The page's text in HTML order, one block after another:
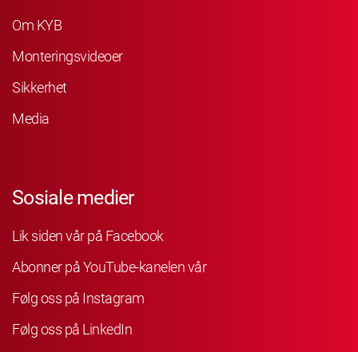
Om KYB
Monteringsvideoer
Sikkerhet
Media
Sosiale medier
Lik siden vår på Facebook
Abonner på YouTube-kanelen vår
Følg oss på Instagram
Følg oss på LinkedIn